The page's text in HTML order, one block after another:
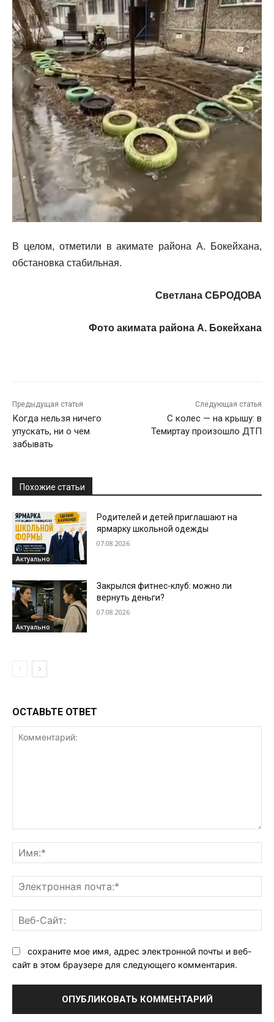
В целом, отметили в акимате района А. Бокейхана,
обстановка стабильная.
Светлана СБРОДОВА
Фото акимата района А. Бокейхана
Предыдущая статья
Когда нельзя ничего
упускать, ни о чем
забывать
Следующая статья
С колес — на крышу: в
Темиртау произошло ДТП
Похожие статьи
Актуально
Родителей и детей приглашают на
ярмарку школьной одежды
07.08.2026
Актуально
Закрылся фитнес-клуб: можно ли
вернуть деньги?
07.08.2026
ОСТАВЬТЕ ОТВЕТ
сохраните мое имя, адрес электронной почты и веб-
сайт в этом браузере для следующего комментария.